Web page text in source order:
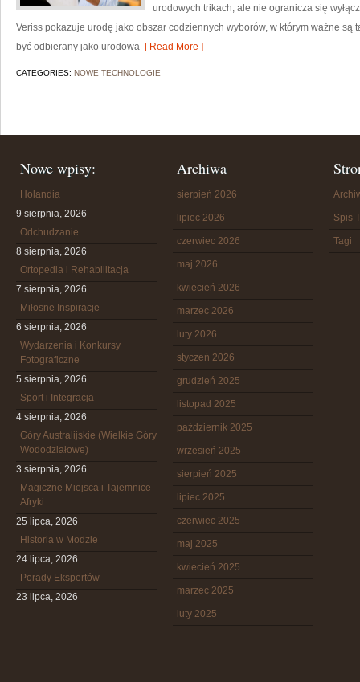
urodowych trikach, ale nie ogranicza się
Veriss pokazuje urodę jako obszar codziennych wyborów, w którym ważne są
być odbierany jako urodowa [ Read More ]
CATEGORIES: NOWE TECHNOLOGIE
Nowe wpisy:
Holandia
9 sierpnia, 2026
Odchudzanie
8 sierpnia, 2026
Ortopedia i Rehabilitacja
7 sierpnia, 2026
Miłosne Inspiracje
6 sierpnia, 2026
Wydarzenia i Konkursy
Fotograficzne
5 sierpnia, 2026
Sport i Integracja
4 sierpnia, 2026
Góry Australijskie (Wielkie Góry
Wododziałowe)
3 sierpnia, 2026
Magiczne Miejsca i Tajemnice
Afryki
25 lipca, 2026
Historia w Modzie
24 lipca, 2026
Porady Ekspertów
23 lipca, 2026
Archiwa
sierpień 2026
lipiec 2026
czerwiec 2026
maj 2026
kwiecień 2026
marzec 2026
luty 2026
styczeń 2026
grudzień 2025
listopad 2025
październik 2025
wrzesień 2025
sierpień 2025
lipiec 2025
czerwiec 2025
maj 2025
kwiecień 2025
marzec 2025
luty 2025
Spis
Tagi